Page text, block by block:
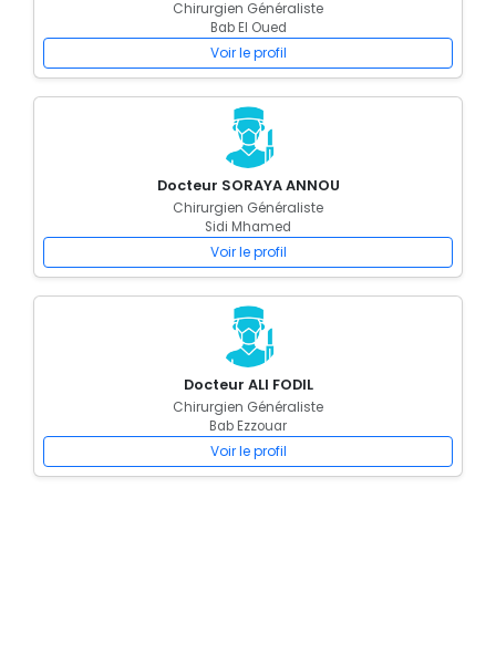
Chirurgien Généraliste
Bab El Oued
Voir le profil
Docteur SORAYA ANNOU
Chirurgien Généraliste
Sidi Mhamed
Voir le profil
Docteur ALI FODIL
Chirurgien Généraliste
Bab Ezzouar
Voir le profil